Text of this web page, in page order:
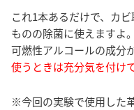
これ1本あるだけで、カ
ものの除菌に使えますよ
可燃性アルコールの成分
使うときは充分気を付け
※今回の実験で使用した